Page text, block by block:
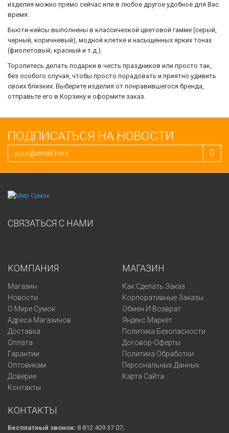
изделия можно прямо сейчас или в любое другое удобное для Вас
время.
Бьюти-кейсы выполнены в классической цветовой гамме (серый,
черный, коричневый), модной клетке и насыщенных ярких тонах
(фиолетовый, красный и т.д.).
Торопитесь делать подарки в честь праздников или просто так,
без особого случая, чтобы просто порадовать и приятно удивить
своих близких. Выберите изделия от понравившегося бренда,
отправьте его в Корзину и оформите заказ.
ПОДПИСАТЬСЯ НА НОВОСТИ
СВЯЗАТЬСЯ С НАМИ
КОМПАНИЯ
Магазин
Новости
О Мире Сумок
Адреса Магазинов
Доставка
Оплата
Гарантии
Оптовикам
Доверие
Контакты
МАГАЗИН
Как Сделать Заказ
Корпоративные Заказы
Обмен И Возврат
Яндекс Маркет
Политика Безопасности
Договор-Оферты
Политика Обработки
Персональных Данных
Карта Сайта
КОНТАКТЫ
Бесплатный звонок: 8 812 409 37 07;